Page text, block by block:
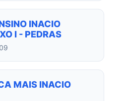
INACIO
I - PEDRAS
MAIS INACIO